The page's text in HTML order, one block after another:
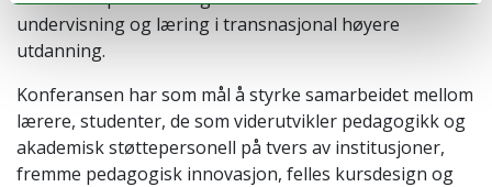
undervisning og læring i transnasjonal høyere
utdanning.
Konferansen har som mål å styrke samarbeidet mellom
lærere, studenter, de som viderutvikler pedagogikk og
akademisk støttepersonell på tvers av institusjoner,
fremme pedagogisk innovasjon, felles kursdesign og